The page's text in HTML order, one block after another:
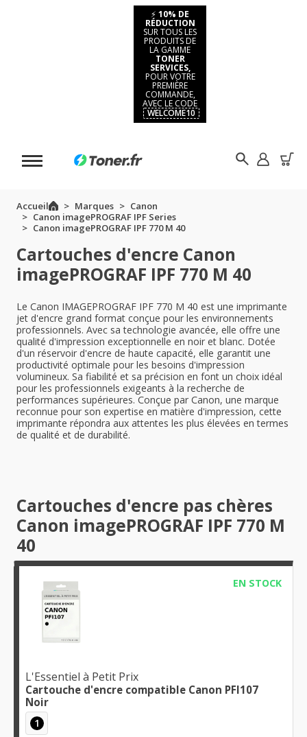
⚡ 10% DE
RÉDUCTION
SUR TOUS LES
PRODUITS DE
LA GAMME
TONER
SERVICES,
POUR VOTRE
PREMIÈRE
COMMANDE,
AVEC LE CODE
WELCOME10
Accueil Marques
Canon
Canon imagePROGRAF IPF Series
Canon imagePROGRAF IPF 770 M 40
Cartouches d'encre Canon
imagePROGRAF IPF 770 M 40
Le Canon IMAGEPROGRAF IPF 770 M 40 est une imprimante
jet d'encre grand format conçue pour les environnements
professionnels. Avec sa technologie avancée, elle offre une
qualité d'impression exceptionnelle en noir et blanc. Dotée
d'un réservoir d'encre de haute capacité, elle garantit une
productivité optimale pour les besoins d'impression
volumineux. Sa fiabilité et sa précision en font un choix idéal
pour les professionnels exigeants à la recherche de
performances supérieures. Conçue par Canon, une marque
reconnue pour son expertise en matière d'impression, cette
imprimante répondra aux attentes les plus élevées en termes
de qualité et de durabilité.
Cartouches d'encre pas chères
Canon imagePROGRAF IPF 770 M
40
EN STOCK
L'Essentiel à Petit Prix
Cartouche d'encre compatible Canon PFI107
Noir
1